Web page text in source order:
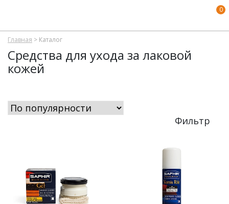
0
Главная > Каталог
Средства для ухода за лаковой
кожей
Фильтр